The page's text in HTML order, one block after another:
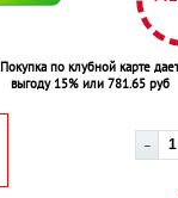
Покупка по клубной карте дает
выгоду 15% или 781.65 руб